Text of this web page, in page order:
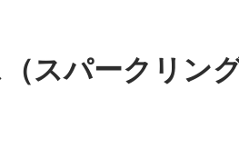
スパークリン